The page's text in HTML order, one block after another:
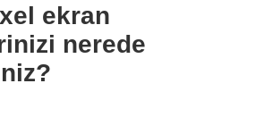
ekran
nerede